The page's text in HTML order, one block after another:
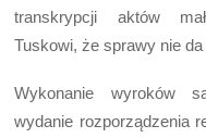
transkrypcji aktów
Tuskowi, że sprawy nie
Wykonanie wyroków
wydanie rozporządzenia